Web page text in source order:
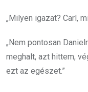
„Milyen igazat? Carl,
„Nem pontosan
meghalt, azt hittem,
ezt az egészet.”